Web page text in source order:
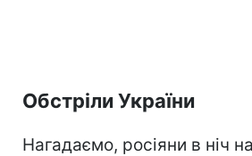
Обстріли України
Нагадаємо, росіяни в ніч